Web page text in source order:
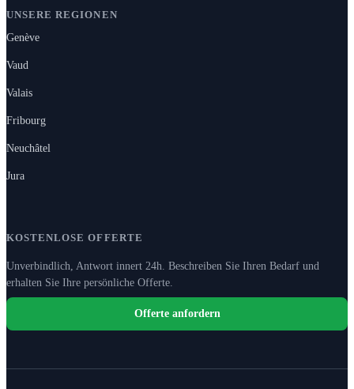
UNSERE REGIONEN
Genève
Vaud
Valais
Fribourg
Neuchâtel
Jura
KOSTENLOSE OFFERTE
Unverbindlich, Antwort innert 24h. Beschreiben Sie Ihren Bedarf und
erhalten Sie Ihre persönliche Offerte.
Offerte anfordern